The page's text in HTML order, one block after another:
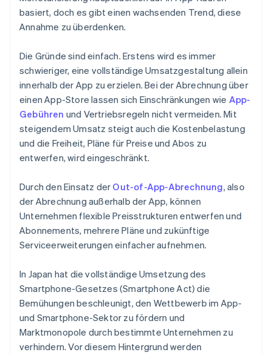
basiert, doch es gibt einen wachsenden Trend, diese
Annahme zu überdenken.
Die Gründe sind einfach. Erstens wird es immer
schwieriger, eine vollständige Umsatzgestaltung allein
innerhalb der App zu erzielen. Bei der Abrechnung über
einen App-Store lassen sich Einschränkungen wie App-
Gebühren und Vertriebsregeln nicht vermeiden. Mit
steigendem Umsatz steigt auch die Kostenbelastung
und die Freiheit, Pläne für Preise und Abos zu
entwerfen, wird eingeschränkt.
Durch den Einsatz der Out-of-App-Abrechnung, also
der Abrechnung außerhalb der App, können
Unternehmen flexible Preisstrukturen entwerfen und
Abonnements, mehrere Pläne und zukünftige
Serviceerweiterungen einfacher aufnehmen.
In Japan hat die vollständige Umsetzung des
Smartphone-Gesetzes (Smartphone Act) die
Bemühungen beschleunigt, den Wettbewerb im App-
und Smartphone-Sektor zu fördern und
Marktmonopole durch bestimmte Unternehmen zu
verhindern. Vor diesem Hintergrund werden